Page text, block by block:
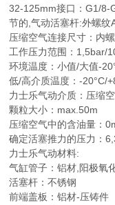
32-125mm接口：G1/8-
节的,气动活塞杆:外螺纹
压缩空气连接尺寸：内
工作压力范围：1,5bar/
环境温度：小值/大值-
低/高介质温度：-20°C/
力士乐气动介质：压缩
颗粒大小：max.50m
压缩空气中的含油量：
确定活塞推力的压力：
力士乐气动材料:
气缸管子：铝材,阳极氧
活塞杆：不锈钢
前端盖板：铝材-压铸件